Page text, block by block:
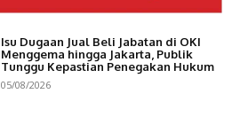
Isu Dugaan Jual Beli Jabatan di OKI
Menggema hingga Jakarta, Publik
Tunggu Kepastian Penegakan Hukum
05/08/2026